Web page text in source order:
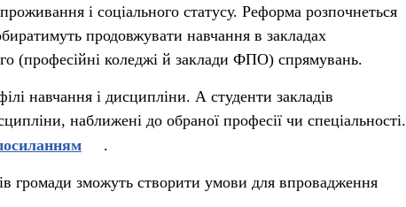
і соціального статусу. Реформа розпочнеться
продовжувати навчання в закладах
(професійні коледжі й заклади ФПО) спрямувань.
навчання і дисципліни. А студенти закладів
наближені до обраної професії чи спеціальності.
.
громади зможуть створити умови для впровадження